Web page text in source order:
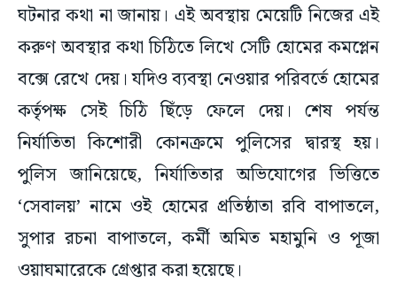
ঘটনার কথা না জানায়। এই অবস্থায় মেয়েটি নিজের এই
করুণ অবস্থার কথা চিঠিতে লিখে সেটি হোমের কমপ্লেন
বক্সে রেখে দেয়। যদিও ব্যবস্থা নেওয়ার পরিবর্তে হোমের
কর্তৃপক্ষ সেই চিঠি ছিঁড়ে ফেলে দেয়। শেষ পর্যন্ত
নির্যাতিতা কিশোরী কোনক্রমে পুলিসের দ্বারস্থ হয়।
পুলিস জানিয়েছে, নির্যাতিতার অভিযোগের ভিত্তিতে
‘সেবালয়’ নামে ওই হোমের প্রতিষ্ঠাতা রবি বাপাতলে,
সুপার রচনা বাপাতলে, কর্মী অমিত মহামুনি ও পূজা
ওয়াঘমারেকে গ্রেপ্তার করা হয়েছে।